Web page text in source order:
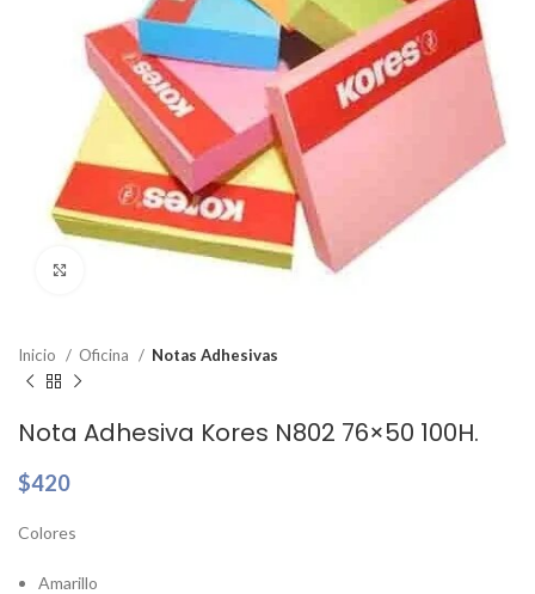
Inicio Oficina Notas Adhesivas
Nota Adhesiva Kores N802 76×50 100H.
$420
Colores
Amarillo